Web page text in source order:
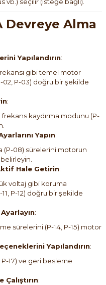
Devreye Alma
Yapılandırın:
gibi temel motor
02, P-03) doğru bir şekilde
:
kaydırma modunu (P-
Yapın:
(P-08) sürelerini motorun
Hale Getirin:
voltaj gibi koruma
P-12) doğru bir şekilde
:
sürelerini (P-14, P-15) motor
Yapılandırın:
17) ve geri besleme
: